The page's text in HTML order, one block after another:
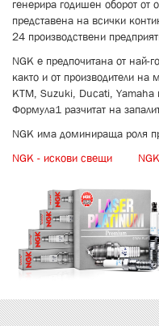
генерира годишен оборот от
представена на всички
24 производствени
NGK е предпочитана от най-
както и от производители на
KTM, Suzuki, Ducati, Yamaha
Формула1 разчитат на
NGK има доминираща роля
NGK - искови свещи